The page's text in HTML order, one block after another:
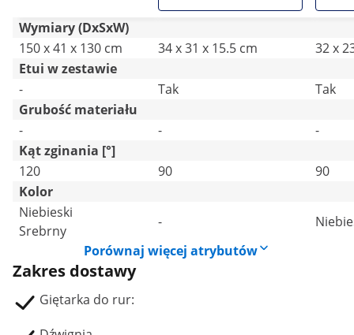
Wymiary (DxSxW)
150 x 41 x 130 cm
34 x 31 x 15.5 cm
32 x
Etui w zestawie
-
Tak
Tak
Grubość materiału
-
-
-
Kąt zginania [°]
120
90
90
Kolor
Niebieski
Srebrny
-
Porównaj więcej atrybutów
Zakres dostawy
Giętarka do rur: